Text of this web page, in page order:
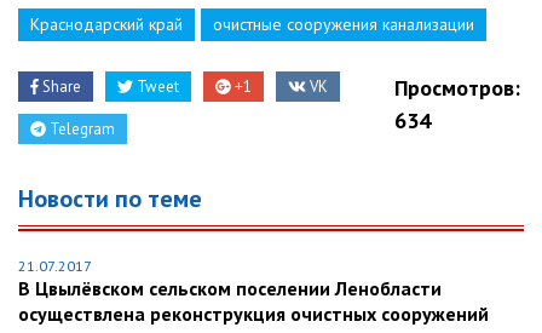
Краснодарский край очистные сооружения канализации
Share Tweet +1 VK
Telegram
Просмотров:
634
Новости по теме
21.07.2017
В Цвылёвском сельском поселении Ленобласти
осуществлена реконструкция очистных сооружений